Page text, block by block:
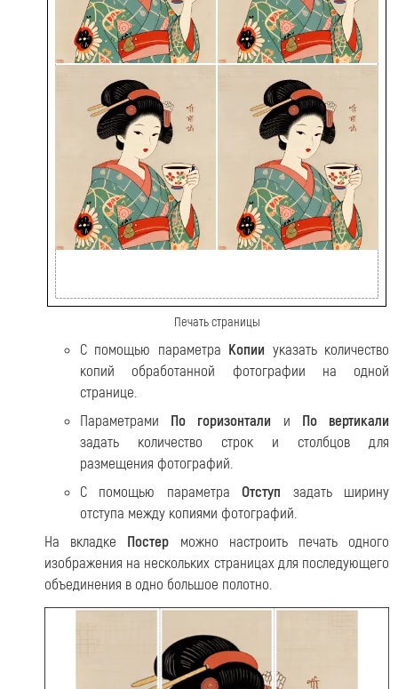
Печать страницы
С помощью параметра Копии указать количество
копий обработанной фотографии на одной
странице.
Параметрами По горизонтали и По вертикали
задать количество строк и столбцов для
размещения фотографий.
С помощью параметраОтступ задать ширину
отступа между копиями фотографий.
На вкладке Постер можно настроить печать одного
изображения на нескольких страницах для последующего
объединения в одно большое полотно.